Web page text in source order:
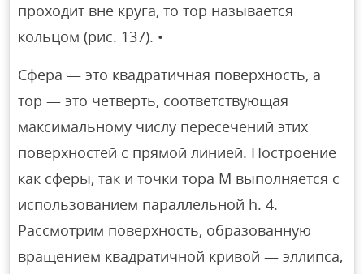
проходит вне круга, то тор называется
кольцом (рис. 137). •
Сфера — это квадратичная поверхность, а
тор — это четверть, соответствующая
максимальному числу пересечений этих
поверхностей с прямой линией. Построение
как сферы, так и точки тора M выполняется с
использованием параллельной h. 4.
Рассмотрим поверхность, образованную
вращением квадратичной кривой — эллипса,